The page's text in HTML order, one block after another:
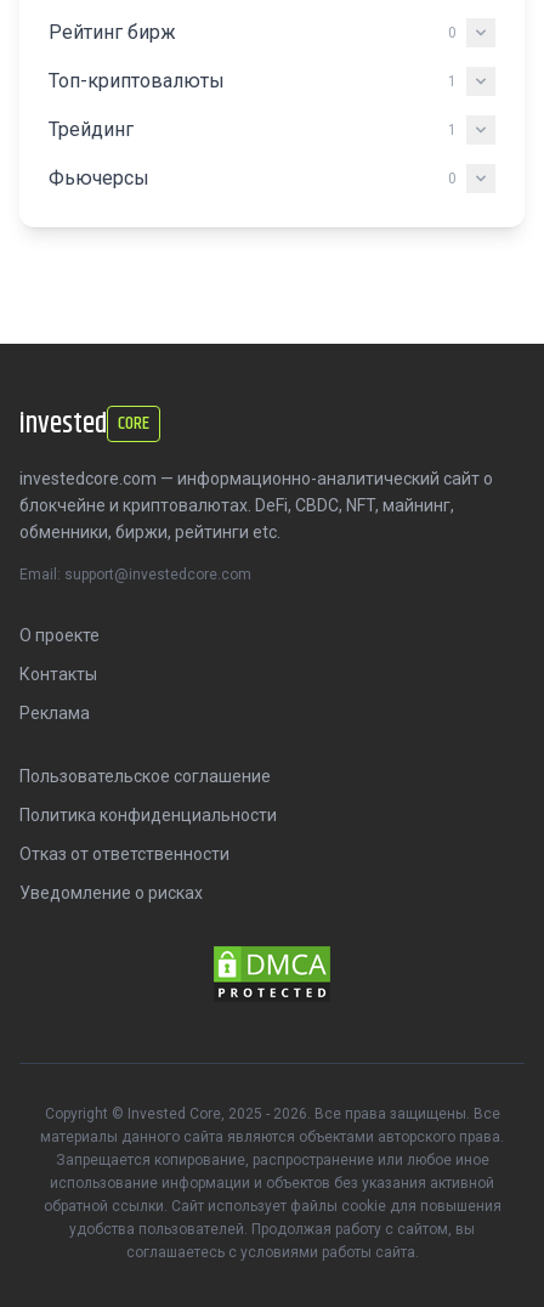
Рейтинг бирж 0
Топ-криптовалюты 1
Трейдинг 1
Фьючерсы 0
invested CORE
investedcore.com — информационно-аналитический сайт о
блокчейне и криптовалютах. DeFi, CBDC, NFT, майнинг,
обменники, биржи, рейтинги etc.
Email: support@investedcore.com
О проекте
Контакты
Реклама
Пользовательское соглашение
Политика конфиденциальности
Отказ от ответственности
Уведомление о рисках
Copyright © Invested Core, 2025 - 2026. Все права защищены. Все
материалы данного сайта являются объектами авторского права.
Запрещается копирование, распространение или любое иное
использование информации и объектов без указания активной
обратной ссылки. Сайт использует файлы cookie для повышения
удобства пользователей. Продолжая работу с сайтом, вы
соглашаетесь с условиями работы сайта.